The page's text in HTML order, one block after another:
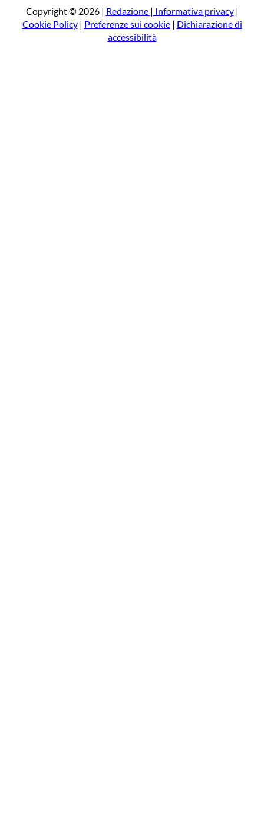
a
Copyright © 2026 | Redazione | Informativa privacy|
Cookie Policy| Preferenze sui cookie| Dichiarazione di
accessibilità